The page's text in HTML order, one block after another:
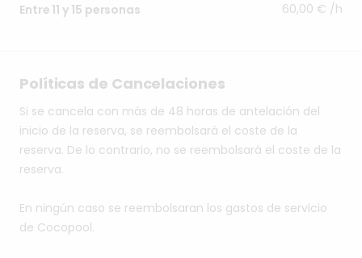
Entre 11 y 15 personas 60,00 € /h
Políticas de Cancelaciones
Si se cancela con más de 48 horas de antelación del
inicio de la reserva, se reembolsará el coste de la
reserva. De lo contrario, no se reembolsará el coste de la
reserva.
En ningún caso se reembolsaran los gastos de servicio
de Cocopool.